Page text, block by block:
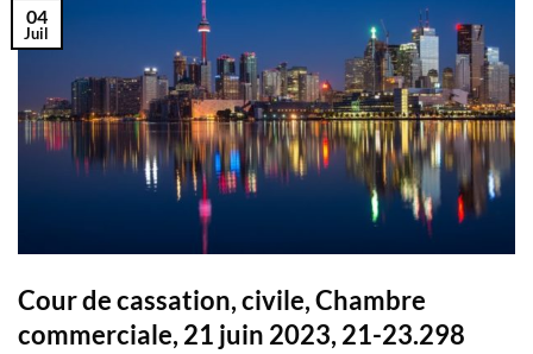
04
Juil
Cour de cassation, civile, Chambre
commerciale, 21 juin 2023, 21-23.298